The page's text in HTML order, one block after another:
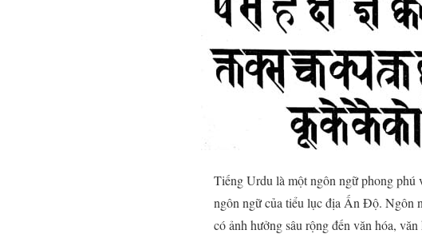
Tiếng Urdu là một ngôn ngữ phong phú
ngôn ngữ của tiểu lục địa Ấn Độ. Ngôn
có ảnh hưởng sâu rộng đến văn hóa,